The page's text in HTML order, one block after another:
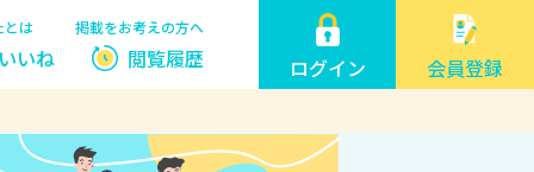
とは 掲載をお考えの方へ
いね 閲覧履歴 ログイン 会員登録